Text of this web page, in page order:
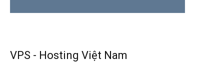
VPS - Hosting Việt Nam